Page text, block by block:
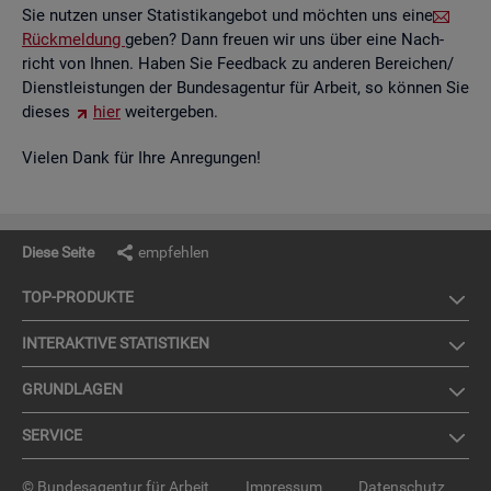
Sie nut­zen unser Sta­tis­tik­an­ge­bot und möch­ten uns eine
Rück­mel­dung geben? Dann freu­en wir uns über eine Nach­
richt von Ihnen. Haben Sie Feed­back zu an­de­ren Be­rei­chen/
Dienst­leis­tun­gen der Bun­des­agen­tur für Ar­beit, so kön­nen Sie
die­ses
hier wei­ter­ge­ben.
Vie­len Dank für Ihre An­re­gun­gen!
Diese Seite empfehlen
TOP-PRO­DUK­TE
IN­TER­AK­TI­VE STA­TIS­TI­KEN
GRUND­LA­GEN
SER­VICE
© Bundesagentur für Arbeit Impressum Datenschutz